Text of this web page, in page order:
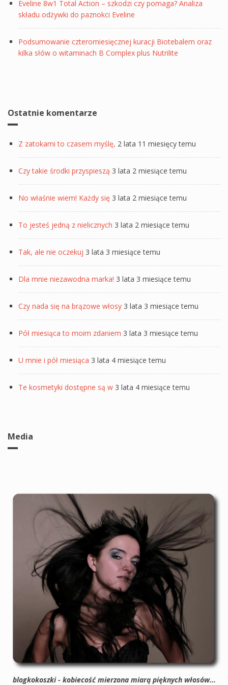
Eveline 8w1 Total Action – szkodzi czy pomaga? Analiza
składu odżywki do paznokci Eveline
Podsumowanie czteromiesięcznej kuracji Biotebalem oraz
kilka słów o witaminach B Complex plus Nutrilite
Ostatnie komentarze
Z zatokami to czasem myślę, 2 lata 11 miesięcy temu
Czy takie środki przyspieszą 3 lata 2 miesiące temu
No właśnie wiem! Każdy się 3 lata 2 miesiące temu
To jesteś jedną z nielicznych 3 lata 2 miesiące temu
Tak, ale nie oczekuj 3 lata 3 miesiące temu
Dla mnie niezawodna marka! 3 lata 3 miesiące temu
Czy nada się na brązowe włosy 3 lata 3 miesiące temu
Pół miesiąca to moim zdaniem 3 lata 3 miesiące temu
U mnie i pół miesiąca 3 lata 4 miesiące temu
Te kosmetyki dostępne są w 3 lata 4 miesiące temu
Media
blogkokoszki - kobiecość mierzona miarą pięknych włosów...